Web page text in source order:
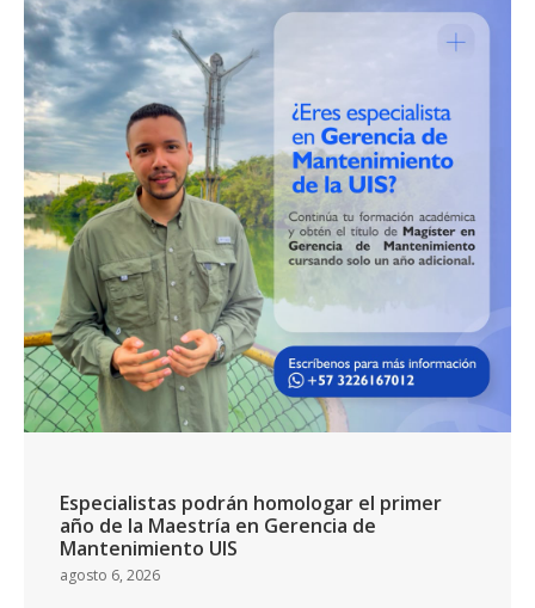
Especialistas podrán homologar el primer
año de la Maestría en Gerencia de
Mantenimiento UIS
agosto 6, 2026